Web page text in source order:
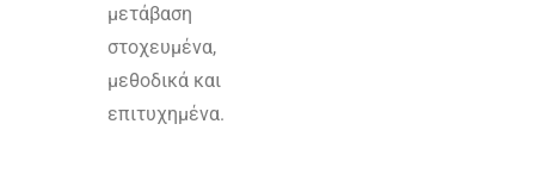
μετάβαση
στοχευμένα,
μεθοδικά και
επιτυχημένα.